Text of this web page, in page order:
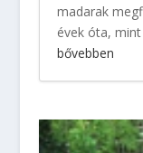
madarak
évek óta,
bővebben